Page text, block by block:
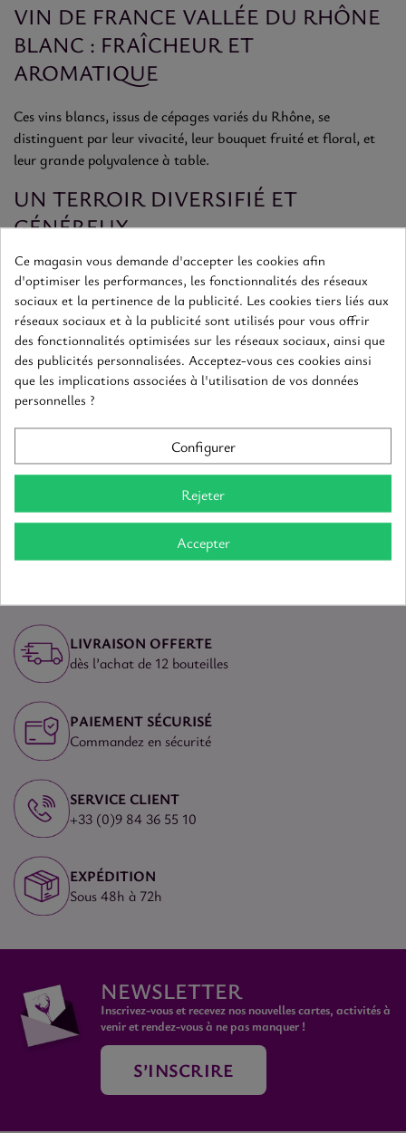
VIN DE FRANCE VALLÉE DU RHÔNE
BLANC : FRAÎCHEUR ET
AROMATIQUE
Ces vins blancs, issus de cépages variés du Rhône, se
distinguent par leur vivacité, leur bouquet fruité et floral, et
leur grande polyvalence à table.
UN TERROIR DIVERSIFIÉ ET
GÉNÉREUX
La diversité des sols et des climats dans la vallée du Rhône
permet de produire des vins équilibrés, frais et aromatiques.
UN VIN BLANC FACILE ET ÉLÉGANT
Au nez, des arômes de fruits blancs, d’agrumes, de fleurs
blanches et parfois de notes herbacées. En bouche, une
ACCORDS METS & VINS
Idéal avec poissons, volailles, fromages et plats
méditerranéens.
LIVRAISON OFFERTE
dès l’achat de 12 bouteilles
PAIEMENT SÉCURISÉ
Commandez en sécurité
SERVICE CLIENT
+33 (0)9 84 36 55 10
EXPÉDITION
Sous 48h à 72h
NEWSLETTER
Inscrivez-vous et recevez nos nouvelles cartes, activités à
venir et rendez-vous à ne pas manquer !
S’INSCRIRE
Ce magasin vous demande d'accepter les cookies afin
d'optimiser les performances, les fonctionnalités des réseaux
sociaux et la pertinence de la publicité. Les cookies tiers liés aux
réseaux sociaux et à la publicité sont utilisés pour vous offrir
des fonctionnalités optimisées sur les réseaux sociaux, ainsi que
des publicités personnalisées. Acceptez-vous ces cookies ainsi
que les implications associées à l'utilisation de vos données
personnelles ?
Configurer
Rejeter
Accepter